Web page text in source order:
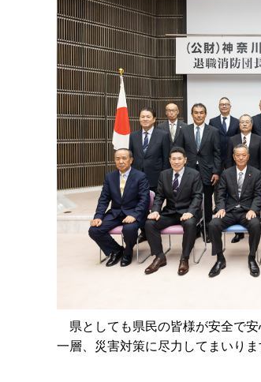
県としても県民の皆様が安全で
一層、災害対策に尽力してまいりま